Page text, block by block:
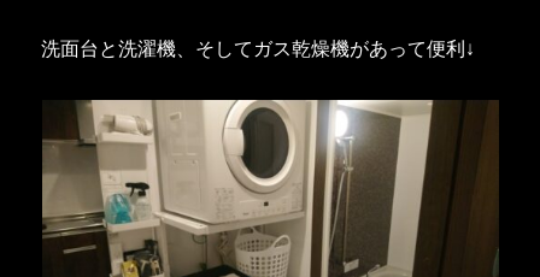
洗面台と洗濯機、そしてガス乾燥機があって便利↓